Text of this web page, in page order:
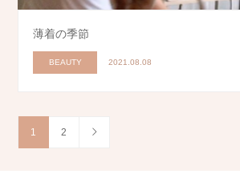
薄着の季節
BEAUTY 2021.08.08
1 2